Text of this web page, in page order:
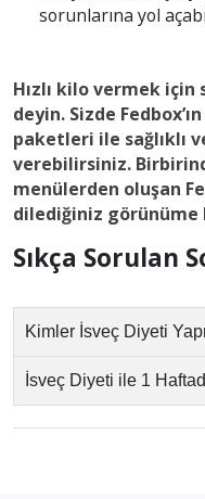
sorunlarına yol
Hızlı kilo vermek
deyin. Sizde
paketleri ile sağlıklı
verebilirsiniz.
menülerden oluşan
dilediğiniz
Sıkça Sorulan
Kimler İsveç Diyeti
İsveç Diyeti ile 1